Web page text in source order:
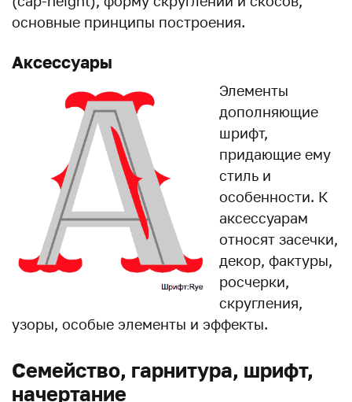
основные принципы построения.
Аксессуары
Элементы
дополняющие
шрифт,
придающие ему
стиль и
особенности. К
аксессуарам
относят засечки,
декор, фактуры,
росчерки,
скругления,
узоры, особые элементы и эффекты.
Семейство, гарнитура, шрифт,
начертание